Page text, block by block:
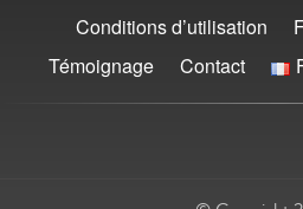
Conditions d’utilisation
Témoignage
Contact